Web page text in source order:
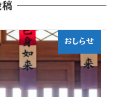
稿
おしらせ